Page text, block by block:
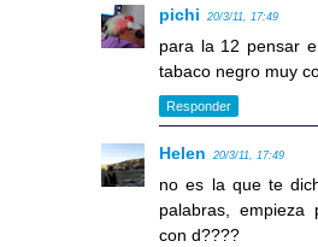
pichi 20/3/11, 17:49
para la 12 pensar
tabaco negro muy
Responder
Helen 20/3/11, 17:49
no es la que te
palabras,
con d????